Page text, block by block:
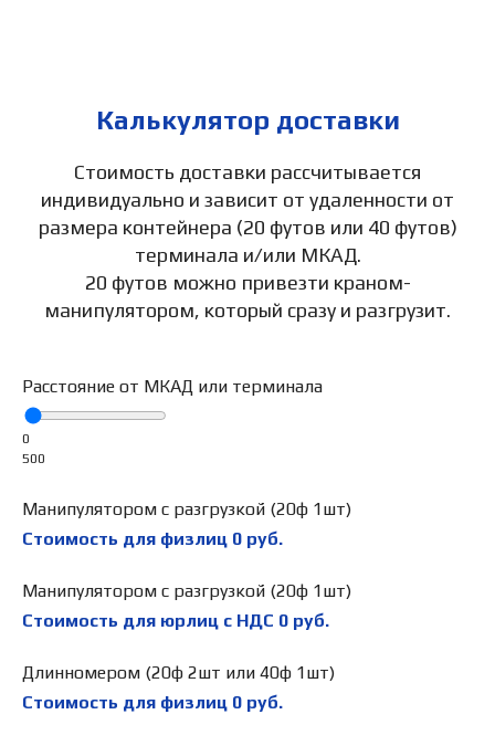
Калькулятор доставки
Стоимость доставки рассчитывается
индивидуально и зависит от удаленности от
размера контейнера (20 футов или 40 футов)
терминала и/или МКАД.
20 футов можно привезти краном-
манипулятором, который сразу и разгрузит.
Расстояние от МКАД или терминала
0
500
Манипулятором с разгрузкой (20ф 1шт)
Стоимость для физлиц 0 руб.
Манипулятором с разгрузкой (20ф 1шт)
Стоимость для юрлиц с НДС 0 руб.
Длинномером (20ф 2шт или 40ф 1шт)
Стоимость для физлиц 0 руб.